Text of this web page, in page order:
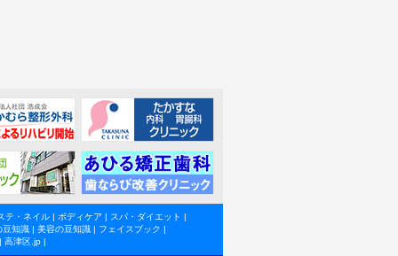
テ・ネイル| ボディケア | スパ・ダイエット |
豆知識| 美容の豆知識| フェイスブック |
| 高津区.jp |